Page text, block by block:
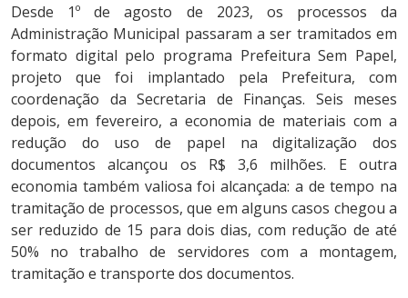
Desde 1º de agosto de 2023, os processos da
Administração Municipal passaram a ser tramitados em
formato digital pelo programa Prefeitura Sem Papel,
projeto que foi implantado pela Prefeitura, com
coordenação da Secretaria de Finanças. Seis meses
depois, em fevereiro, a economia de materiais com a
redução do uso de papel na digitalização dos
documentos alcançou os R$ 3,6 milhões. E outra
economia também valiosa foi alcançada: a de tempo na
tramitação de processos, que em alguns casos chegou a
ser reduzido de 15 para dois dias, com redução de até
50% no trabalho de servidores com a montagem,
tramitação e transporte dos documentos.